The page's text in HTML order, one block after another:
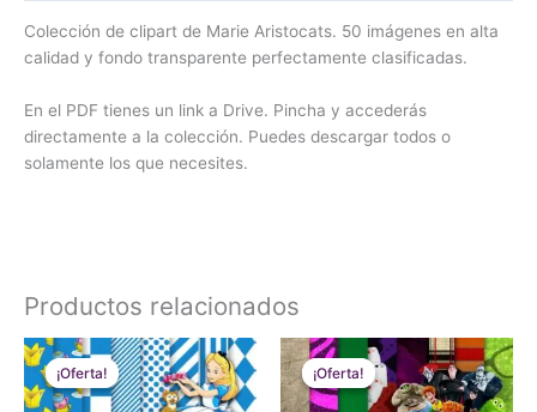
Colección de clipart de Marie Aristocats. 50 imágenes en alta
calidad y fondo transparente perfectamente clasificadas.
En el PDF tienes un link a Drive. Pincha y accederás
directamente a la colección. Puedes descargar todos o
solamente los que necesites.
Productos relacionados
¡Oferta!
¡Oferta!
El
precio
original
era:
El
precio
actual
es:
¡Oferta!
¡Oferta!
El
precio
original
era:
El
precio
actual
es: